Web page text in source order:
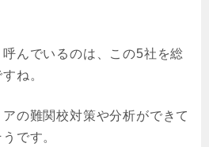
んでいるのは、この5社を総
ね。
の難関校対策や分析ができて
です。